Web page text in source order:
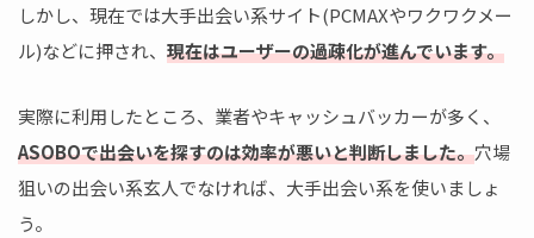
しかし、現在では大手出会い系サイト(PCMAXやワクワクメー
ル)などに押され、 現在はユーザーの過疎化が進んでいます。
実際に利用したところ、業者やキャッシュバッカーが多く、
ASOBOで出会いを探すのは効率が悪いと判断しました。穴場
狙いの出会い系玄人でなければ、大手出会い系を使いましょ
う。